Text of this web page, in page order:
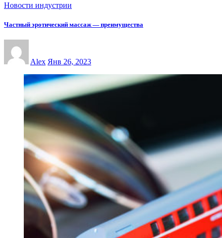
Новости индустрии
Частный эротический массаж — преимущества
Alex Янв 26, 2023